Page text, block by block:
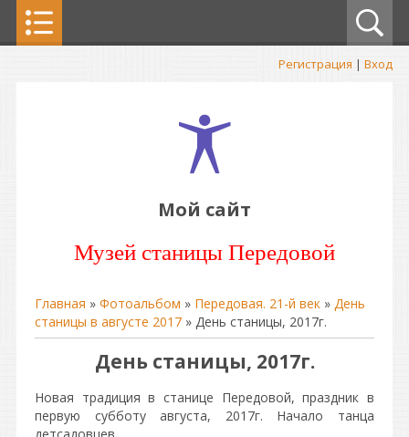
Регистрация | Вход
Мой сайт
Музей станицы Передовой
Главная » Фотоальбом » Передовая. 21-й век » День
станицы в августе 2017 » День станицы, 2017г.
День станицы, 2017г.
Новая традиция в станице Передовой, праздник в
первую субботу августа, 2017г. Начало танца